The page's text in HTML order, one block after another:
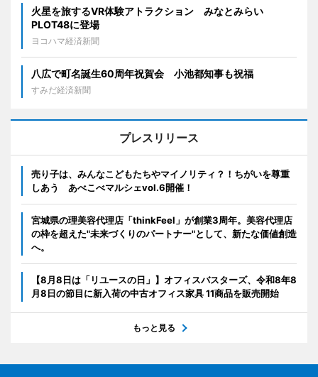
火星を旅するVR体験アトラクション みなとみらい
PLOT48に登場
ヨコハマ経済新聞
八広で町名誕生60周年祝賀会 小池都知事も祝福
すみだ経済新聞
プレスリリース
売り子は、みんなこどもたちやマイノリティ？！ちがいを尊重
しあう あべこべマルシェvol.6開催！
宮城県の理美容代理店「thinkFeel」が創業3周年。美容代理店
の枠を超えた"未来づくりのパートナー"として、新たな価値創造
へ。
【8月8日は「リユースの日」】オフィスバスターズ、令和8年8
月8日の節目に新入荷の中古オフィス家具 11商品を販売開始
もっと見る